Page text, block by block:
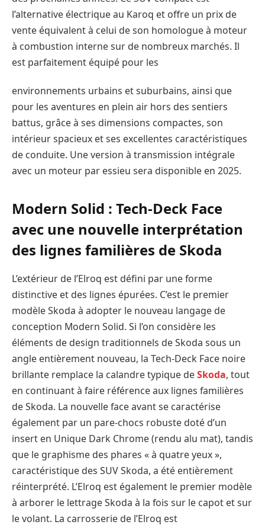
l’alternative électrique au Karoq et offre un prix de
vente équivalent à celui de son homologue à moteur
à combustion interne sur de nombreux marchés. Il
est parfaitement équipé pour les
environnements urbains et suburbains, ainsi que
pour les aventures en plein air hors des sentiers
battus, grâce à ses dimensions compactes, son
intérieur spacieux et ses excellentes caractéristiques
de conduite. Une version à transmission intégrale
avec un moteur par essieu sera disponible en 2025.
Modern Solid : Tech-Deck Face
avec une nouvelle interprétation
des lignes familières de Skoda
L’extérieur de l’Elroq est défini par une forme
distinctive et des lignes épurées. C’est le premier
modèle Skoda à adopter le nouveau langage de
conception Modern Solid. Si l’on considère les
éléments de design traditionnels de Skoda sous un
angle entièrement nouveau, la Tech-Deck Face noire
brillante remplace la calandre typique deSkoda, tout
en continuant à faire référence aux lignes familières
de Skoda. La nouvelle face avant se caractérise
également par un pare-chocs robuste doté d’un
insert en Unique Dark Chrome (rendu alu mat), tandis
que le graphisme des phares « à quatre yeux »,
caractéristique des SUV Skoda, a été entièrement
réinterprété. L’Elroq est également le premier modèle
à arborer le lettrage Skoda à la fois sur le capot et sur
le volant. La carrosserie de l’Elroq est